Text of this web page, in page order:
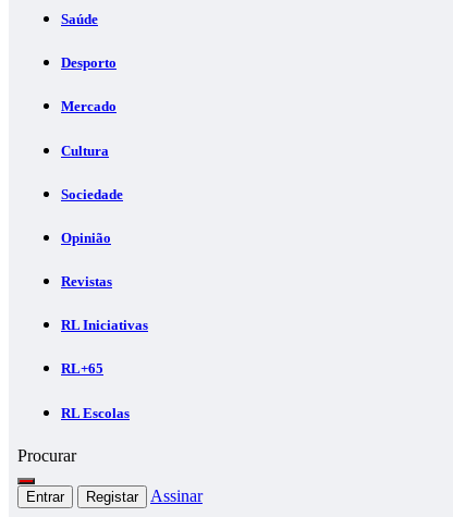
Saúde
Desporto
Mercado
Cultura
Sociedade
Opinião
Revistas
RL Iniciativas
RL+65
RL Escolas
Procurar
Entrar Registar Assinar